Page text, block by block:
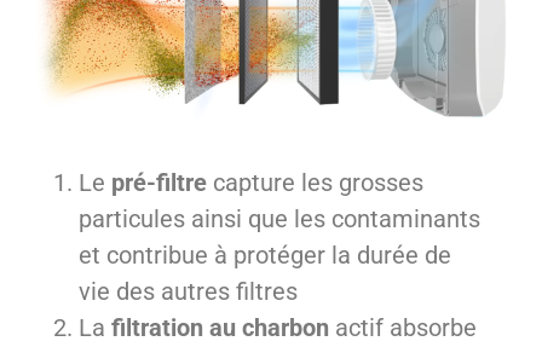
Le pré-filtre capture les grosses
particules ainsi que les contaminants
et contribue à protéger la durée de
vie des autres filtres
La filtration au charbon actif absorbe